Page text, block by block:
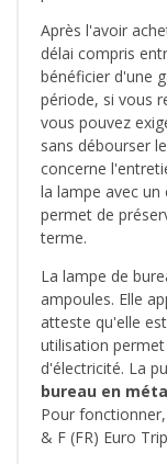
Après l'avoir
délai compris
bénéficier d'une
période, si vous
vous pouvez
sans débourser
concerne
la lampe avec un
permet de
terme.
La lampe de
ampoules. Elle
atteste qu'elle
utilisation
d'électricité. La
bureau en
Pour
& F (FR) Euro